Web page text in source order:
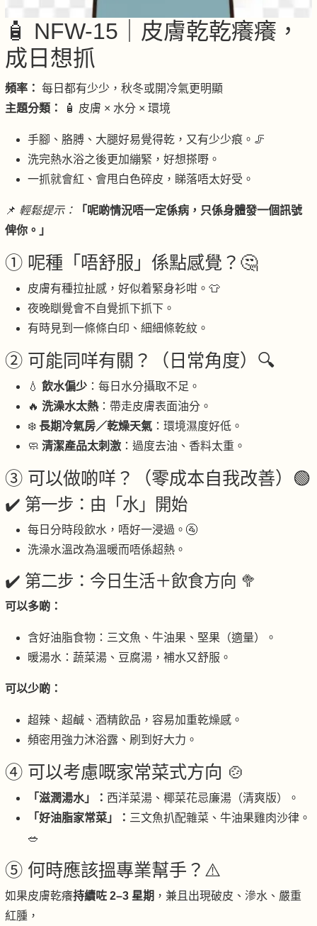
🧴 NFW-15｜皮膚乾乾癢癢，
成日想抓
頻率： 每日都有少少，秋冬或開冷氣更明顯
主題分類：
🧴 皮膚 × 水分 × 環境
手腳、胳膊、大腿好易覺得乾，又有少少痕。🦵
洗完熱水浴之後更加繃緊，好想搽嘢。
一抓就會紅、會甩白色碎皮，睇落唔太好受。
📌 輕鬆提示：
「呢啲情況唔一定係病，只係身體發一個訊號
俾你。」
① 呢種「唔舒服」係點感覺？🤔
皮膚有種拉扯感，好似着緊身衫咁。👕
夜晚瞓覺會不自覺抓下抓下。
有時見到一條條白印、細細條乾紋。
② 可能同咩有關？（日常角度）🔍
💧 飲水偏少 ：每日水分攝取不足。
🔥 洗澡水太熱：帶走皮膚表面油分。
❄️ 長期冷氣房／乾燥天氣 ：環境濕度好低。
🧼 清潔產品太刺激 ：過度去油、香料太重。
③ 可以做啲咩？（零成本自我改善）🟢
✔️ 第一步：由「水」開始
每日分時段飲水，唔好一浸過。🚰
洗澡水溫改為溫暖而唔係超熱。
✔️ 第二步：今日生活＋飲食方向 🥦
可以多啲：
含好油脂食物：三文魚、牛油果、堅果（適量）。
暖湯水：蔬菜湯、豆腐湯，補水又舒服。
可以少啲：
超辣、超鹹、酒精飲品，容易加重乾燥感。
頻密用強力沐浴露、刷到好大力。
④ 可以考慮嘅家常菜式方向 🍲
「滋潤湯水」： 西洋菜湯、椰菜花忌廉湯（清爽版）。
「好油脂家常菜」： 三文魚扒配雜菜、牛油果雞肉沙律。
🥗
⑤ 何時應該搵專業幫手？⚠️
如果皮膚乾癢持續咗 2–3 星期 ，兼且出現破皮、滲水、嚴重
紅腫，